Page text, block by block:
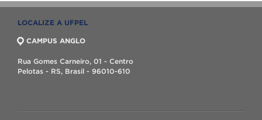
LOCALIZE A UFPEL
CAMPUS ANGLO
Rua Gomes Carneiro, 01 - Centro
Pelotas - RS, Brasil - 96010-610